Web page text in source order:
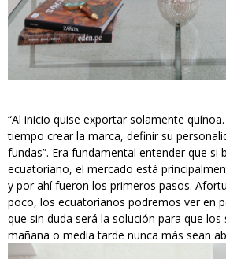
“Al inicio quise exportar solamente
tiempo crear la marca, definir su
fundas”. Era fundamental entender que si
ecuatoriano, el mercado está
y por ahí fueron los primeros pasos.
poco, los ecuatorianos podremos ver en
que sin duda será la solución para que los
mañana o media tarde nunca más sean